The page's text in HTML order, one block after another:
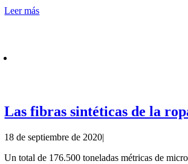
Leer más
Las fibras sintéticas de la
18 de septiembre de 2020|
Un total de 176.500 toneladas métricas de